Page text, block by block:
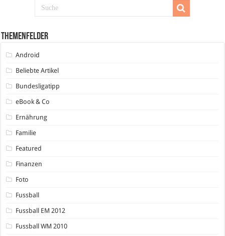
Themenfelder
Android
Beliebte Artikel
Bundesligatipp
eBook & Co
Ernährung
Familie
Featured
Finanzen
Foto
Fussball
Fussball EM 2012
Fussball WM 2010